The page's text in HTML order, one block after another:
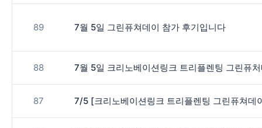
89 7월 5일 그린퓨쳐데이 참가 후기입니다
88 7월 5일 크리노베이션링크 트리플렌팅 그린퓨
87 7/5 [크리노베이션링크 트리플렌팅 그린퓨쳐데